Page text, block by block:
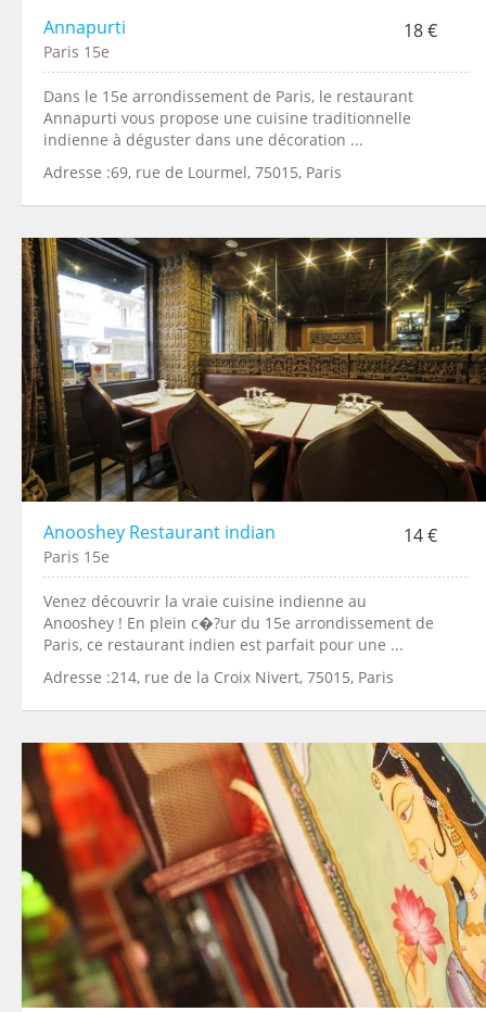
Annapurti 18 €
Paris 15e
Dans le 15e arrondissement de Paris, le restaurant
Annapurti vous propose une cuisine traditionnelle
indienne à déguster dans une décoration ...
Adresse :69, rue de Lourmel, 75015, Paris
Anooshey Restaurant indian 14 €
Paris 15e
Venez découvrir la vraie cuisine indienne au
Anooshey ! En plein c�?ur du 15e arrondissement de
Paris, ce restaurant indien est parfait pour une ...
Adresse :214, rue de la Croix Nivert, 75015, Paris